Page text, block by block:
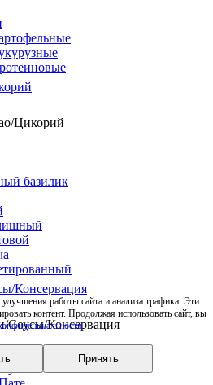
работы сайта и анализа трафика. Эти
контент. Продолжая использовать сайт, вы
.
Принять
Цикорий
базилик
Консервация
Соусы/Консервация